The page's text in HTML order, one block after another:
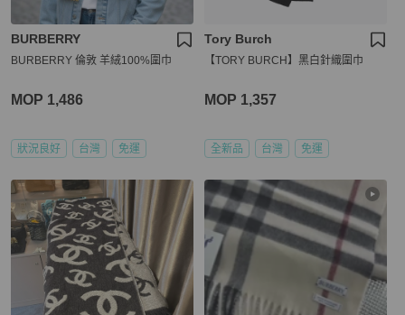
BURBERRY
BURBERRY 倫敦 羊絨100%圍巾
MOP 1,486
狀況良好 台灣 免運
Tory Burch
【TORY BURCH】黑白針織圍巾
MOP 1,357
全新品 台灣 免運